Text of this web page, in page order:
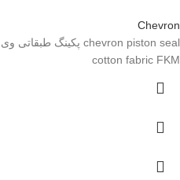
Chevron
cotton fabric FKM